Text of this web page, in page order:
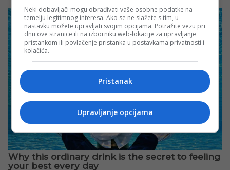
Neki dobavljači mogu obrađivati vaše osobne podatke na
temelju legitimnog interesa. Ako se ne slažete s tim, u
nastavku možete upravljati svojim opcijama. Potražite vezu pri
dnu ove stranice ili na izborniku web-lokacije za upravljanje
pristankom ili povlačenje pristanka u postavkama privatnosti i
kolačića.
Pristanak
Upravljanje opcijama